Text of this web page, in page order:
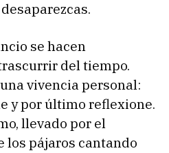
se hacen
del tiempo.
vivencia personal:
y por último reflexione.
llevado por el
pájaros cantando